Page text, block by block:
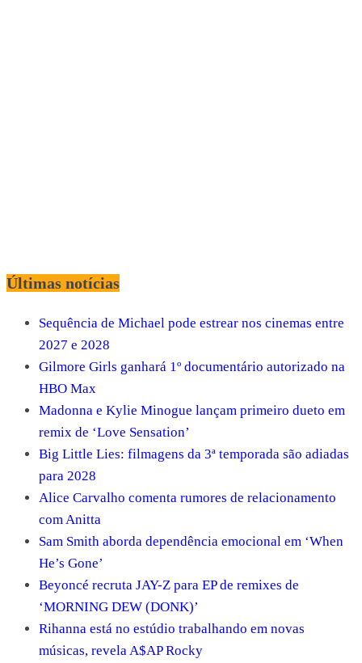
Últimas notícias
Sequência de Michael pode estrear nos cinemas entre
2027 e 2028
Gilmore Girls ganhará 1º documentário autorizado na
HBO Max
Madonna e Kylie Minogue lançam primeiro dueto em
remix de ‘Love Sensation’
Big Little Lies: filmagens da 3ª temporada são adiadas
para 2028
Alice Carvalho comenta rumores de relacionamento
com Anitta
Sam Smith aborda dependência emocional em ‘When
He’s Gone’
Beyoncé recruta JAY-Z para EP de remixes de
‘MORNING DEW (DONK)’
Rihanna está no estúdio trabalhando em novas
músicas, revela A$AP Rocky